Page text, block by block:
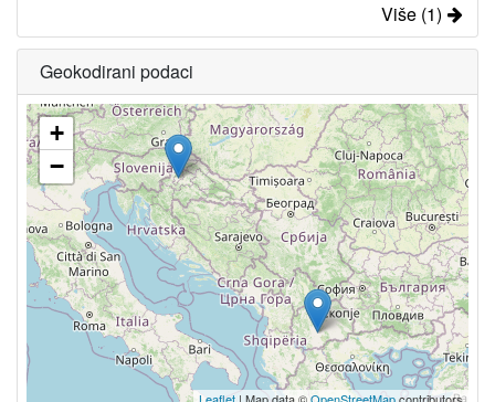
Više (1)
Geokodirani podaci
+
−